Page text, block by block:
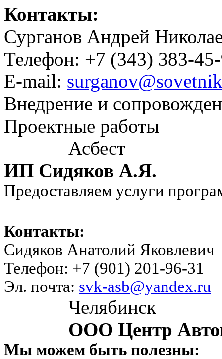
Контакты:
Сурганов Андрей
Телефон: +7 (343) 383-
E-mail:
Внедрение и
Проектные работы
Асбест
ИП Сидяков А.Я.
Предоставляем услуги
Контакты:
Сидяков Анатолий Яковлевич
Телефон: +7 (901) 201-96-31
Эл. почта: svk-asb@yandex.ru
Челябинск
ООО Центр
Мы можем быть полезны: